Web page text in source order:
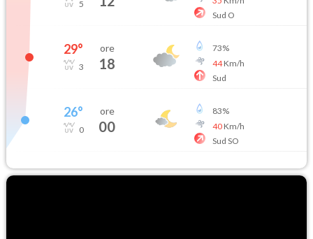
5
Sud O
29°
3
ore
18
73%
44Km/h
Sud
26°
0
ore
00
83%
40Km/h
Sud SO